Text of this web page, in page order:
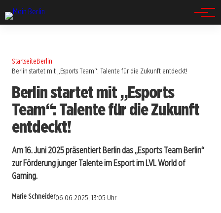
StartseiteBerlin
Berlin startet mit „Esports Team“: Talente für die Zukunft entdeckt!
Berlin startet mit „Esports
Team“: Talente für die Zukunft
entdeckt!
Am 16. Juni 2025 präsentiert Berlin das „Esports Team Berlin“
zur Förderung junger Talente im Esport im LVL World of
Gaming.
Marie Schneider06.06.2025, 13:05 Uhr